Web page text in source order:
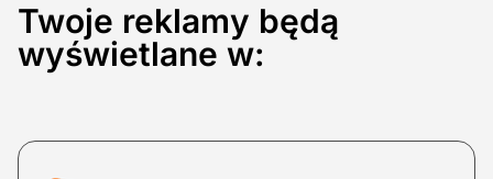
Twoje reklamy będą
wyświetlane w: